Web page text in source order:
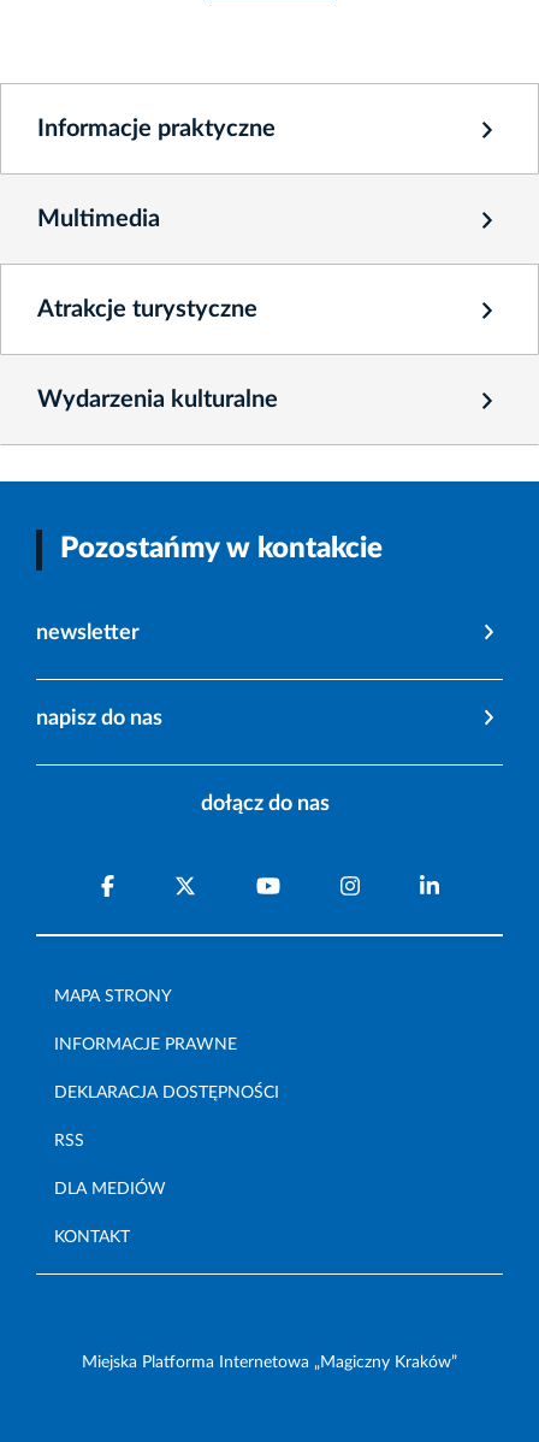
Informacje praktyczne
Multimedia
Atrakcje turystyczne
Wydarzenia kulturalne
Pozostańmy w kontakcie
newsletter
napisz do nas
dołącz do nas
MAPA STRONY
INFORMACJE PRAWNE
DEKLARACJA DOSTĘPNOŚCI
RSS
DLA MEDIÓW
KONTAKT
Miejska Platforma Internetowa „Magiczny Kraków”